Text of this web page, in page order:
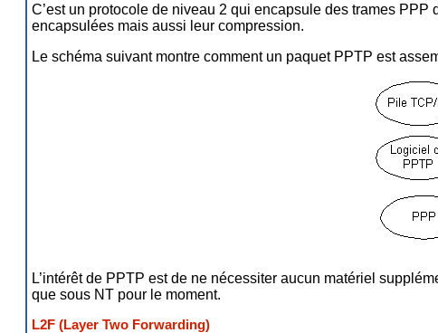
C’est un protocole de niveau 2 qui encapsule des trames
encapsulées mais aussi leur compression.
Le schéma suivant montre comment un paquet PPTP est
L’intérêt de PPTP est de ne nécessiter aucun matériel
que sous NT pour le moment.
L2F (Layer Two Forwarding)